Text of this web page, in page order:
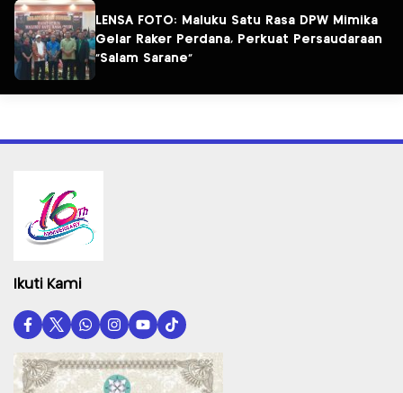
LENSA FOTO: Maluku Satu Rasa DPW Mimika
Gelar Raker Perdana, Perkuat Persaudaraan
“Salam Sarane”
Ikuti Kami